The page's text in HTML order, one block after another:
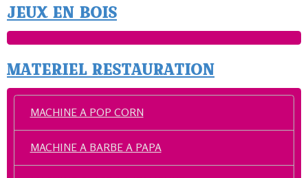
JEUX EN BOIS
MATERIEL RESTAURATION
MACHINE A POP CORN
MACHINE A BARBE A PAPA